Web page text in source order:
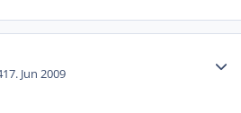
17. Jun 2009